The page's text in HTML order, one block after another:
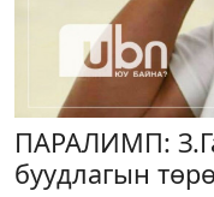
ПАРАЛИМП:
буудлагын